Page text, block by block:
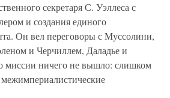
секретаря С. Уэллеса с
и создания единого
Он вел переговоры с Муссолини,
и Черчиллем, Даладье и
миссии ничего не вышло: слишком